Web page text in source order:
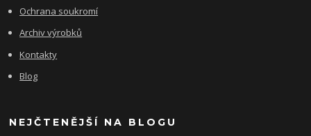
Ochrana soukromí
Archiv výrobků
Kontakty
Blog
NEJČTENĚJŠÍ NA BLOGU